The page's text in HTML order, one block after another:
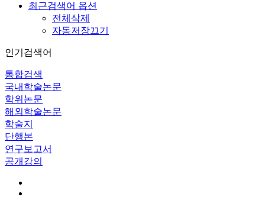
최근검색어 옵션
전체삭제
자동저장끄기
인기검색어
통합검색
국내학술논문
학위논문
해외학술논문
학술지
단행본
연구보고서
공개강의